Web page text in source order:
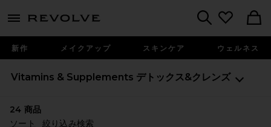
menu - shows more content
新作 メイクアップ スキンケア ウェルネス
Vitamins & Supplements デトックス&クレンズ
24 商品
ソート
絞り込み検索